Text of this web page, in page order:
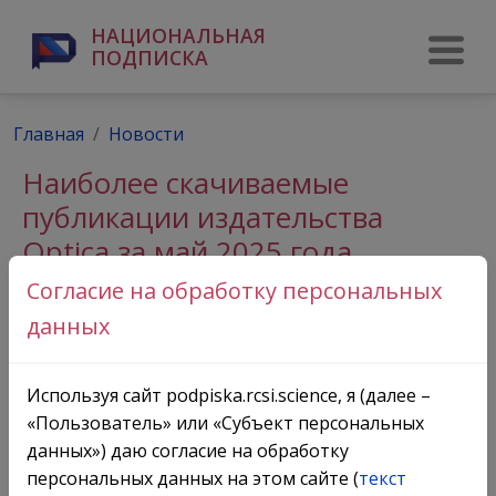
НАЦИОНАЛЬНАЯ
ПОДПИСКА
Главная Новости
Наиболее скачиваемые
публикации издательства
Optica за май 2025 года
Согласие на обработку персональных
данных
Используя сайт podpiska.rcsi.science, я (далее –
«Пользователь» или «Субъект персональных
данных») даю согласие на обработку
персональных данных на этом сайте (текст